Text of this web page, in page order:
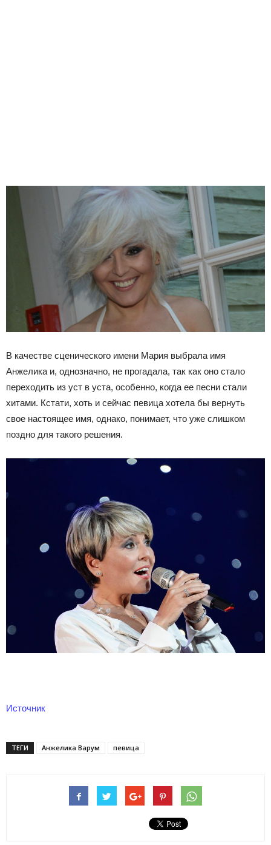
В качестве сценического имени Мария выбрала имя
Анжелика и, однозначно, не прогадала, так как оно стало
переходить из уст в уста, особенно, когда ее песни стали
хитами. Кстати, хоть и сейчас певица хотела бы вернуть
свое настоящее имя, однако, понимает, что уже слишком
поздно для такого решения.
Источник
ТЕГИ Анжелика Варум певица